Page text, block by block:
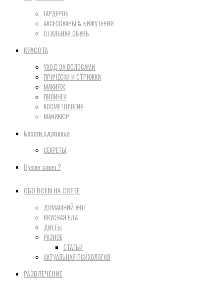
ГАРДЕРОБ
АКСЕССУАРЫ & БИЖУТЕРИЯ
СТИЛЬНАЯ ОБУВЬ
КРАСОТА
УХОД ЗА ВОЛОСАМИ
ПРИЧЕСКИ И СТРИЖКИ
МАКИЯЖ
ПИЛИНГИ
КОСМЕТОЛОГИЯ
МАНИКЮР
Береги здоровье
СЕКРЕТЫ
Нужен совет?
ОБО ВСЕМ НА СВЕТЕ
ДОМАШНИЙ УЮТ
ВКУСНАЯ ЕДА
ДИЕТЫ
РАЗНОЕ
СТАТЬИ
АКТУАЛЬНАЯ ПСИХОЛОГИЯ
РАЗВЛЕЧЕНИЕ